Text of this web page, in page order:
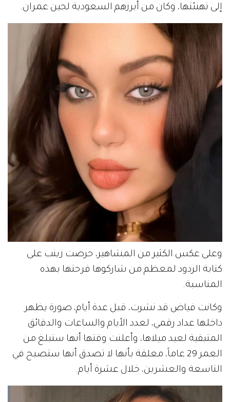
إلى تهنئتها، وكان من أبرزهم السعودية لجين عمران.
وعلى عكس الكثير من المشاهير، حرصت زينب على
كتابة الردود لمعظم من شاركوها فرحتها بهذه
المناسبة.
وكانت فياض قد نشرت، قبل عدة أيام، صورة يظهر
داخلها عداد رقمي، لعدد الأيام والساعات والدقائق
المتبقية لعيد ميلاها، وأعلنت وقتها أنها ستبلغ من
العمر 29 عاماً، معلقة بأنها لا تصدق أنها ستصبح في
التاسعة والعشرين، خلال عشرة أيام.